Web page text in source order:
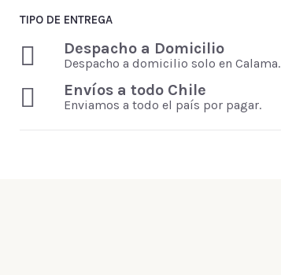
TIPO DE ENTREGA
Despacho a Domicilio
Despacho a domicilio solo en Calama.
Envíos a todo Chile
Enviamos a todo el país por pagar.